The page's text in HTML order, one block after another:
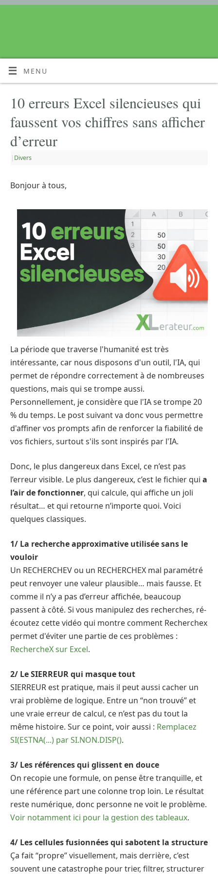
MENU
10 erreurs Excel silencieuses qui
faussent vos chiffres sans afficher
d’erreur
| Divers
Bonjour à tous,
La période que traverse l'humanité est très
intéressante, car nous disposons d'un outil, l'IA, qui
permet de répondre correctement à de nombreuses
questions, mais qui se trompe aussi.
Personnellement, je considère que l'IA se trompe 20
% du temps. Le post suivant va donc vous permettre
d'affiner vos prompts afin de renforcer la fiabilité de
vos fichiers, surtout s'ils sont inspirés par l'IA.
Donc, le plus dangereux dans Excel, ce n’est pas
l’erreur visible. Le plus dangereux, c’est le fichier qui a
l’air de fonctionner, qui calcule, qui affiche un joli
résultat… et qui retourne n’importe quoi. Voici
quelques classiques.
1/ La recherche approximative utilisée sans le
vouloir
Un RECHERCHEV ou un RECHERCHEX mal paramétré
peut renvoyer une valeur plausible… mais fausse. Et
comme il n’y a pas d’erreur affichée, beaucoup
passent à côté. Si vous manipulez des recherches, ré-
écoutez cette vidéo qui montre comment Recherchex
permet d'éviter une partie de ces problèmes :
RechercheX sur Excel.
2/ Le SIERREUR qui masque tout
SIERREUR est pratique, mais il peut aussi cacher un
vrai problème de logique. Entre un “non trouvé” et
une vraie erreur de calcul, ce n’est pas du tout la
même histoire. Sur ce point, voir aussi : Remplacez
SI(ESTNA(...) par SI.NON.DISP().
3/ Les références qui glissent en douce
On recopie une formule, on pense être tranquille, et
une référence part une colonne trop loin. Le résultat
reste numérique, donc personne ne voit le problème.
Voir notamment ici pour la gestion des tableaux.
4/ Les cellules fusionnées qui sabotent la structure
Ça fait “propre” visuellement, mais derrière, c’est
souvent une catastrophe pour trier, filtrer, structurer